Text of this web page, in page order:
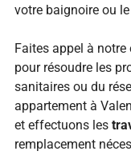
votre baignoire ou
Faites appel à
pour résoudre les
sanitaires ou du
appartement à
et effectuons les
remplacement